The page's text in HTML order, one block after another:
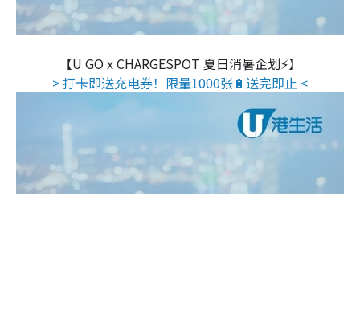
【U GO x CHARGESPOT 夏日消暑企划⚡】
> 打卡即送充电券！限量1000张🔋送完即止 <